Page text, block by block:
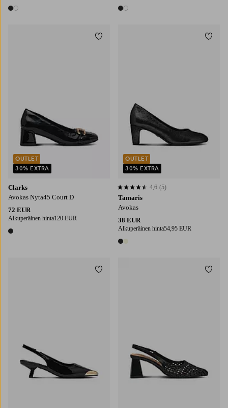
2 värejä 2 värejä
Clarks
Avokas Nyta45 Court D
72 EUR
Alkuperäinen hinta120 EUR
1 väri
OUTLET
30% EXTRA
Lisää suosikkeihin
Tamaris
Avokas
38 EUR
Alkuperäinen hinta54,95 EUR
2 värejä
4,6 perustuen 5 arvosanaan
4,6 (5)
OUTLET
30% EXTRA
Lisää suosikkeihin